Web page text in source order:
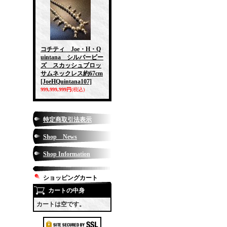
コチティ Joe・H・Q
uintana シルバービー
ズ スカッシュブロッ
サムネックレス約67cm
[JoeHQuintana107]
999,999,999円(税込)
特定商取引法表示
Shop News
Shop Information
ショッピングカート
カートの中身
カートは空です。